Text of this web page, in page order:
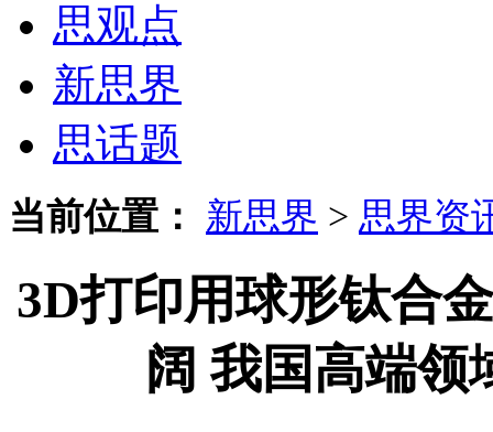
思观点
新思界
思话题
当前位置： 新思界 > 思界资
3D打印用球形钛合
阔 我国高端领